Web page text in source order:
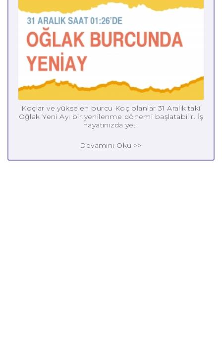
Koçlar ve yükselen burcu Koç olanlar 31 Aralık'taki
Oğlak Yeni Ayı bir yenilenme dönemi başlatabilir. İş
hayatınızda ye...
Devamını Oku >>